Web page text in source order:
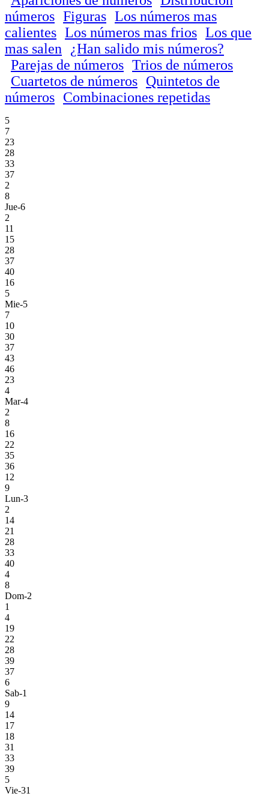
números Figuras Los números mas
calientes Los números mas frios Los que
mas salen
¿Han salido mis números?
Parejas de números Trios de números
Cuartetos de números Quintetos de
números Combinaciones repetidas
5
7
23
28
33
37
2
8
Jue-6
2
11
15
28
37
40
16
5
Mie-5
7
10
30
37
43
46
23
4
Mar-4
2
8
16
22
35
36
12
9
Lun-3
2
14
21
28
33
40
4
8
Dom-2
1
4
19
22
28
39
37
6
Sab-1
9
14
17
18
31
33
39
5
Vie-31